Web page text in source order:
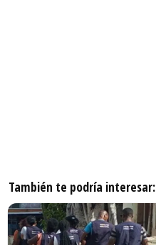
También te podría interesar: